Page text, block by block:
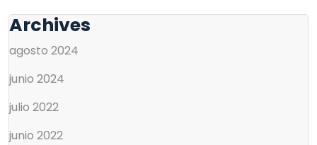
Archives
agosto 2024
junio 2024
julio 2022
junio 2022